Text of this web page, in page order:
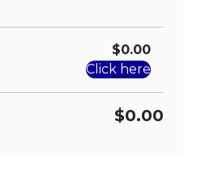
$0.00
Click here
$0.00